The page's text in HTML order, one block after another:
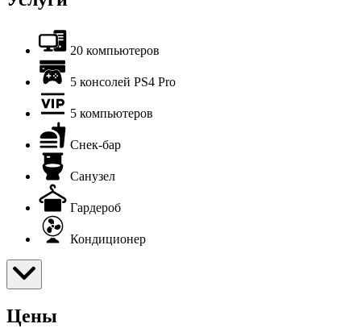
20 компьютеров
5 консолей PS4 Pro
5 компьютеров
Снек-бар
Санузел
Гардероб
Кондиционер
Цены